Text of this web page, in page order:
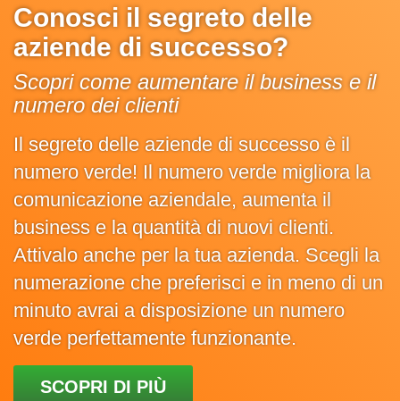
Conosci il segreto delle
aziende di successo?
Scopri come aumentare il business e il
numero dei clienti
Il segreto delle aziende di successo è il
numero verde! Il numero verde migliora la
comunicazione aziendale, aumenta il
business e la quantità di nuovi clienti.
Attivalo anche per la tua azienda. Scegli la
numerazione che preferisci e in meno di un
minuto avrai a disposizione un numero
verde perfettamente funzionante.
SCOPRI DI PIÙ